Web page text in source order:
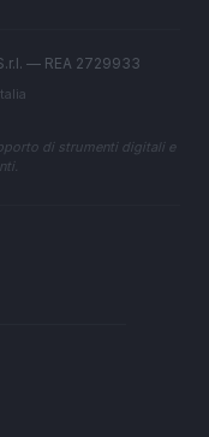
— REA 2729933
di strumenti digitali e